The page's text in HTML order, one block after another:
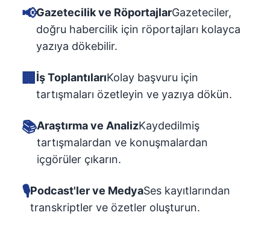
📢Gazetecilik ve RöportajlarGazeteciler,
doğru habercilik için röportajları kolayca
yazıya dökebilir.
🏢 İş ToplantılarıKolay başvuru için
tartışmaları özetleyin ve yazıya dökün.
📚Araştırma ve AnalizKaydedilmiş
tartışmalardan ve konuşmalardan
içgörüler çıkarın.
🎙Podcast'ler ve MedyaSes kayıtlarından
transkriptler ve özetler oluşturun.